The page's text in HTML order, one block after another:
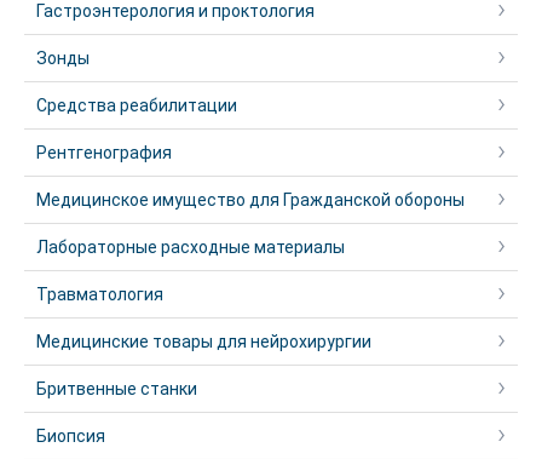
Гастроэнтерология и проктология
Зонды
Средства реабилитации
Рентгенография
Медицинское имущество для Гражданской обороны
Лабораторные расходные материалы
Травматология
Медицинские товары для нейрохирургии
Бритвенные станки
Биопсия